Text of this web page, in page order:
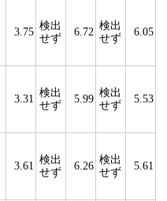
3.75
検出
せず
6.72
検出
せず
6.05
3.31
検出
せず
5.99
検出
せず
5.53
3.61
検出
せず
6.26
検出
せず
5.61